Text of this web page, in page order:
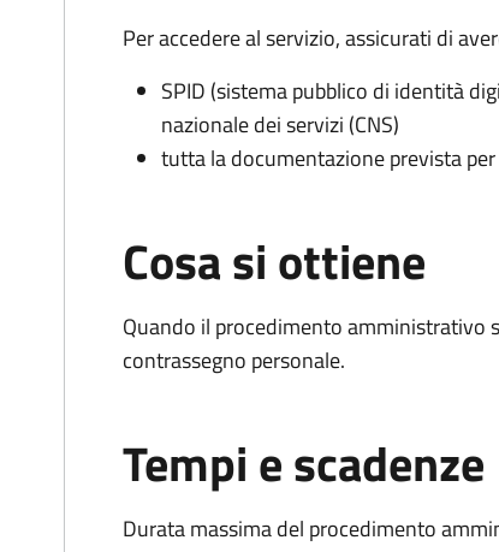
Per accedere al servizio, assicurati di
SPID (sistema pubblico di identità
nazionale dei servizi (CNS)
tutta la documentazione prevista
Cosa si ottiene
Quando il procedimento amministrativo
contrassegno personale.
Tempi e scadenze
Durata massima del procedimento